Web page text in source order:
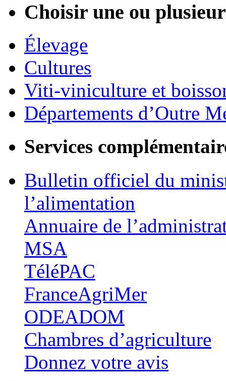
Choisir une ou
Élevage
Cultures
Viti-viniculture et
Départements d’Outre
Services
Bulletin officiel du
l’alimentation
Annuaire de
MSA
TéléPAC
FranceAgriMer
ODEADOM
Chambres d’agriculture
Donnez votre avis